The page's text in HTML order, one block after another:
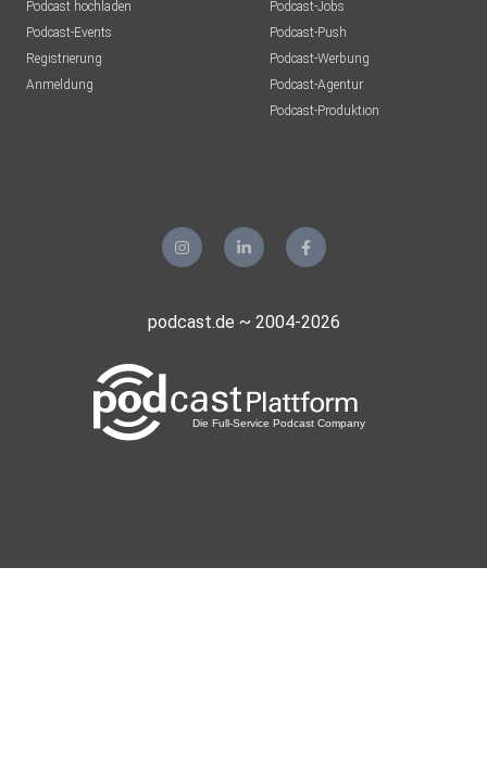
Podcast hochladen
Podcast-Events
Registrierung
Anmeldung
Podcast-Jobs
Podcast-Push
Podcast-Werbung
Podcast-Agentur
Podcast-Produktion
podcast.de ~ 2004-2026